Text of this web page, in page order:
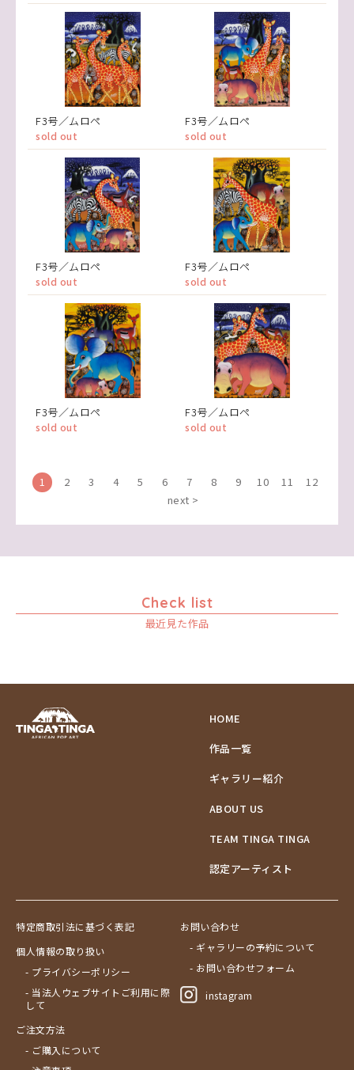
F3号／ムロペ
sold out
F3号／ムロペ
sold out
F3号／ムロペ
sold out
F3号／ムロペ
sold out
F3号／ムロペ
sold out
F3号／ムロペ
sold out
1 2 3 4 5 6 7 8 9 10 11
12
next >
Check list
最近見た作品
HOME
作品一覧
ギャラリー紹介
ABOUT US
TEAM TINGA TINGA
認定アーティスト
特定商取引法に基づく表記
個人情報の取り扱い
- プライバシーポリシー
- 当法人ウェブサイトご利用に際
して
ご注文方法
- ご購入について
お問い合わせ
- ギャラリーの予約について
- お問い合わせフォーム
instagram